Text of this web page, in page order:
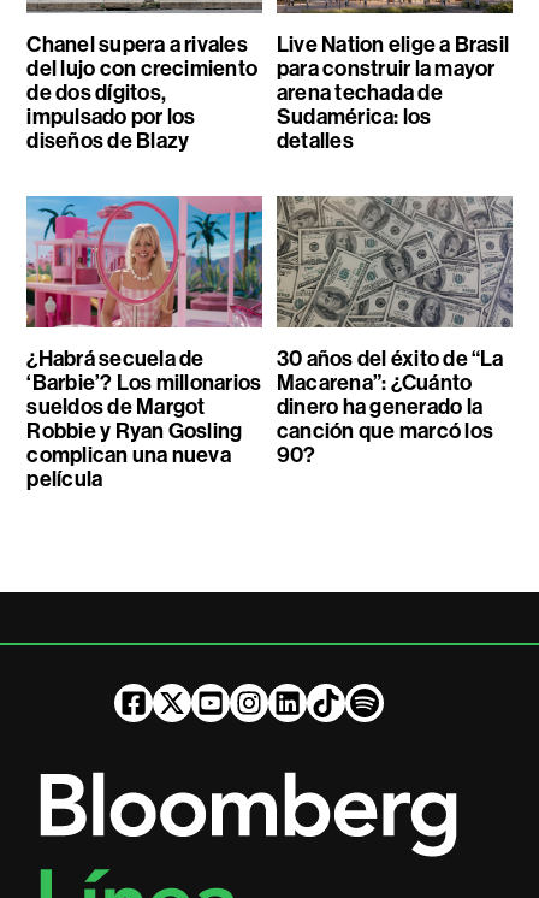
Chanel supera a rivales
del lujo con crecimiento
de dos dígitos,
impulsado por los
diseños de Blazy
Live Nation elige a Brasil
para construir la mayor
arena techada de
Sudamérica: los
detalles
¿Habrá secuela de
‘Barbie’? Los millonarios
sueldos de Margot
Robbie y Ryan Gosling
complican una nueva
película
30 años del éxito de “La
Macarena”: ¿Cuánto
dinero ha generado la
canción que marcó los
90?